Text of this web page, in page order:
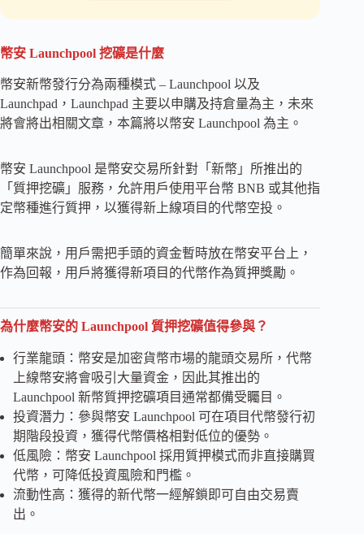
幣安 Launchpool 挖礦是什麼
幣安新幣發行分為兩種模式 – Launchpool 以及
Launchpad，Launchpad 主要以申購及持倉量為主，未來
將會將出相關文章，本篇將以幣安 Launchpool 為主。
幣安 Launchpool 是幣安交易所針對「新幣」所推出的
「質押挖礦」服務，允許用戶使用平台幣 BNB 或其他指
定幣種進行質押，以獲得新上線項目的代幣空投。
簡單來說，用戶需把手頭的資金暫時放在幣安平台上，
作為回報，用戶將獲得新項目的代幣作為質押獎勵。
為什麼幣安的 Launchpool 質押挖礦值得參與？
行業龍頭：幣安是加密貨幣市場的龍頭交易所，代幣
上線幣安將會吸引大量資金，因此其推出的
Launchpool 新幣質押挖礦項目通常都備受矚目。
投資潛力：參與幣安 Launchpool 可在項目代幣發行初
期階段投資，獲得代幣價格相對低位的優勢。
低風險：幣安 Launchpool 採用質押模式而非直接購買
代幣，可降低投資風險和門檻。
流動性高：獲得的新代幣一經解鎖即可自由交易賣
出。